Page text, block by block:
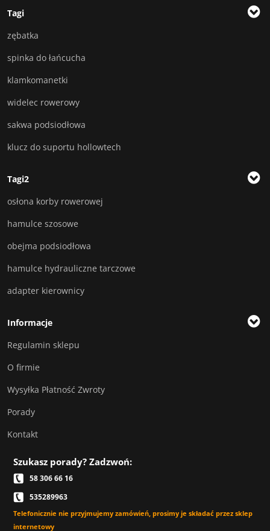
Tagi
zębatka
spinka do łańcucha
klamkomanetki
widelec rowerowy
sakwa podsiodłowa
klucz do suportu hollowtech
Tagi2
osłona korby rowerowej
hamulce szosowe
obejma podsiodłowa
hamulce hydrauliczne tarczowe
adapter kierownicy
Informacje
Regulamin sklepu
O firmie
Wysyłka Płatność Zwroty
Porady
Kontakt
Szukasz porady? Zadzwoń:
58 306 66 16
535289963
Telefonicznie nie przyjmujemy zamówień, prosimy je składać przez sklep
internetowy